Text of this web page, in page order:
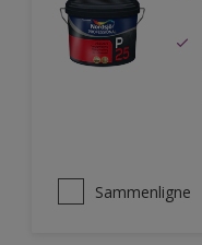
Sammenligne